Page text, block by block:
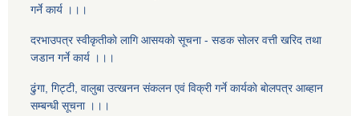
गर्ने कार्य ।।।
दरभाउपत्र स्वीकृतीकाे लागि आसयकाे सूचना - सडक साेलर वत्ती खरिद तथा
जडान गर्ने कार्य ।।।
ढुंगा, गिट्टी, वालुबा उत्खनन संकलन एवं विक्री गर्ने कार्यकाे बाेलपत्र आब्हान
सम्बन्धी सूचना ।।।